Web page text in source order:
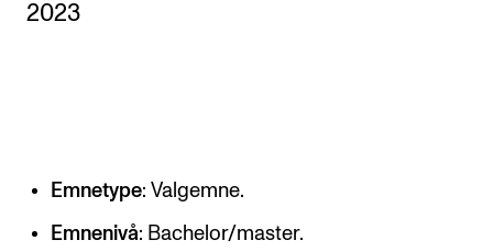
Offentlige konserter
2023
Emnetype: Valgemne.
Emnenivå: Bachelor/master.